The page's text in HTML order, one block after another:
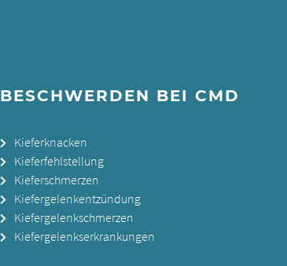
BESCHWERDEN BEI CMD
Kieferknacken
Kieferfehlstellung
Kieferschmerzen
Kiefergelenkentzündung
Kiefergelenkschmerzen
Kiefergelenkserkrankungen